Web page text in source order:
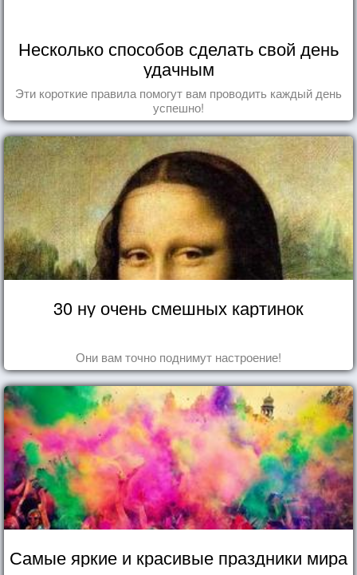
Несколько способов сделать свой день
удачным
Эти короткие правила помогут вам проводить каждый день
успешно!
30 ну очень смешных картинок
Они вам точно поднимут настроение!
Самые яркие и красивые праздники мира